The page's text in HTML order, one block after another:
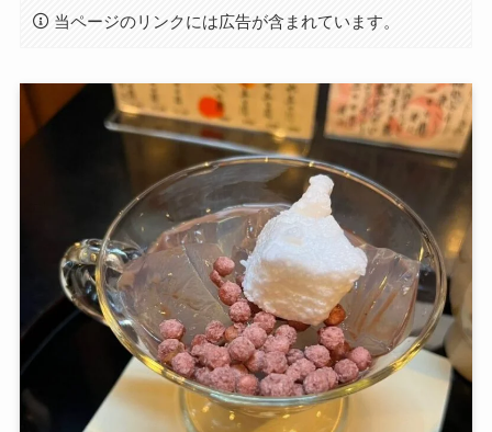
当ページのリンクには広告が含まれています。